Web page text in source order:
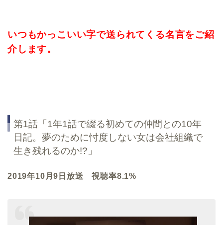
いつもかっこいい字で送られてくる名言をご紹
介します。
第1話「1年1話で綴る初めての仲間との10年
日記。夢のために忖度しない女は会社組織で
生き残れるのか!?」
2019年10月9日放送 視聴率8.1%